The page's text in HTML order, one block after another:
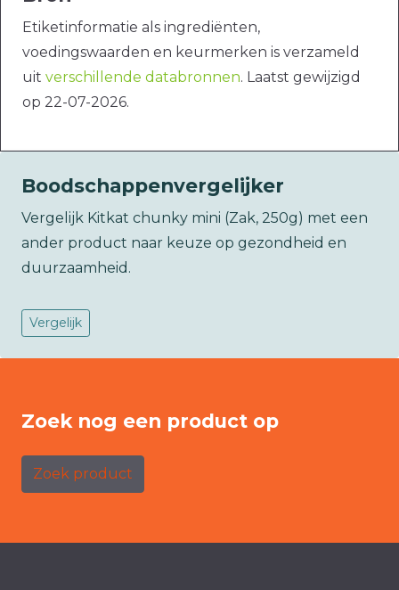
Etiketinformatie als ingrediënten,
voedingswaarden en keurmerken is verzameld
uit verschillende databronnen. Laatst gewijzigd
op 22-07-2026.
Boodschappenvergelijker
Vergelijk Kitkat chunky mini (Zak, 250g) met een
ander product naar keuze op gezondheid en
duurzaamheid.
Vergelijk
Zoek nog een product op
Zoek product